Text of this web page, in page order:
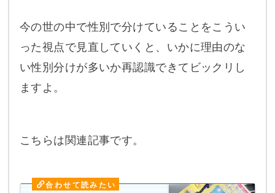
今の世の中で性別で分けていることをこうい
った視点で見直していくと、いかに理由のな
い性別分けが多いか再認識できてビックリし
ますよ。
こちらは関連記事です。